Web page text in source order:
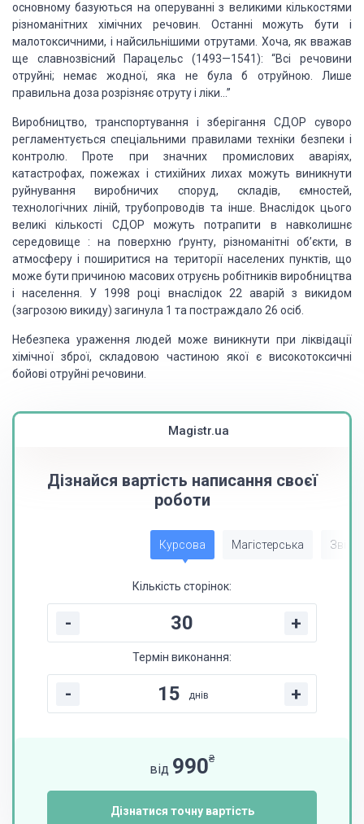
основному базуються на оперуванні з великими кількостями
різноманітних хімічних речовин. Останні можуть бути і
малотоксичними, і найсильнішими отрутами. Хоча, як вважав
ще славнозвісний Парацельс (1493—1541): “Всі речовини
отруйні; немає жодної, яка не була б отруйною. Лише
правильна доза розрізняє отруту і ліки…”
Виробництво, транспортування і зберігання СДОР суворо
регламентується спеціальними правилами техніки безпеки і
контролю. Проте при значних промислових аваріях,
катастрофах, пожежах і стихійних лихах можуть виникнути
руйнування виробничих споруд, складів, ємностей,
технологічних ліній, трубопроводів та інше. Внаслідок цього
великі кількості СДОР можуть потрапити в навколишнє
середовище : на поверхню ґрунту, різноманітні об’єкти, в
атмосферу і поширитися на території населених пунктів, що
може бути причиною масових отруєнь робітників виробництва
і населення. У 1998 році внаслідок 22 аварій з викидом
(загрозою викиду) загинула 1 та постраждало 26 осіб.
Небезпека ураження людей може виникнути при ліквідації
хімічної зброї, складовою частиною якої є високотоксичні
бойові отруйні речовини.
Magistr.ua
Дізнайся вартість написання своєї
роботи
Курсова Магістерська Звіт
Кількість сторінок:
- +
Термін виконання:
- днів +
від 990₴
Дізнатися точну вартість